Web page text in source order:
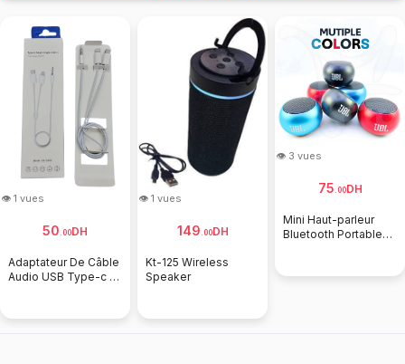
👁 1 vues
50 00DH
Adaptateur De Câble
Audio USB Type-c Et
👁 1 vues
149 00DH
Kt-125 Wireless
Speaker
👁 3 vues
75 00DH
Mini Haut-parleur
Bluetooth Portable